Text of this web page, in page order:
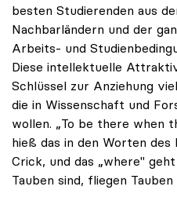
besten Studierenden aus
Nachbarländern und der
Arbeits- und
Diese intellektuelle
Schlüssel zur Anziehung
die in Wissenschaft und
wollen. „To be there when
hieß das in den Worten
Crick, und das „where"
Tauben sind, fliegen Tauben